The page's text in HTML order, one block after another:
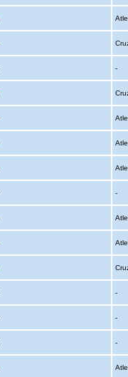
-
-
-
-
-